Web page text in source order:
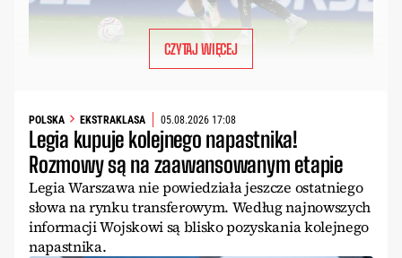
CZYTAJ WIĘCEJ
POLSKA EKSTRAKLASA 05.08.2026 17:08
Legia kupuje kolejnego napastnika!
Rozmowy są na zaawansowanym etapie
Legia Warszawa nie powiedziała jeszcze ostatniego
słowa na rynku transferowym. Według najnowszych
informacji Wojskowi są blisko pozyskania kolejnego
napastnika.